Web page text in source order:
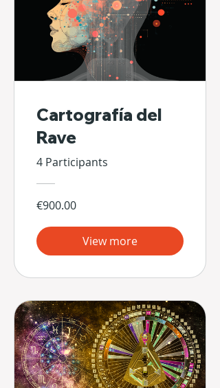
Cartografía del
Rave
4 Participants
€900.00
View more